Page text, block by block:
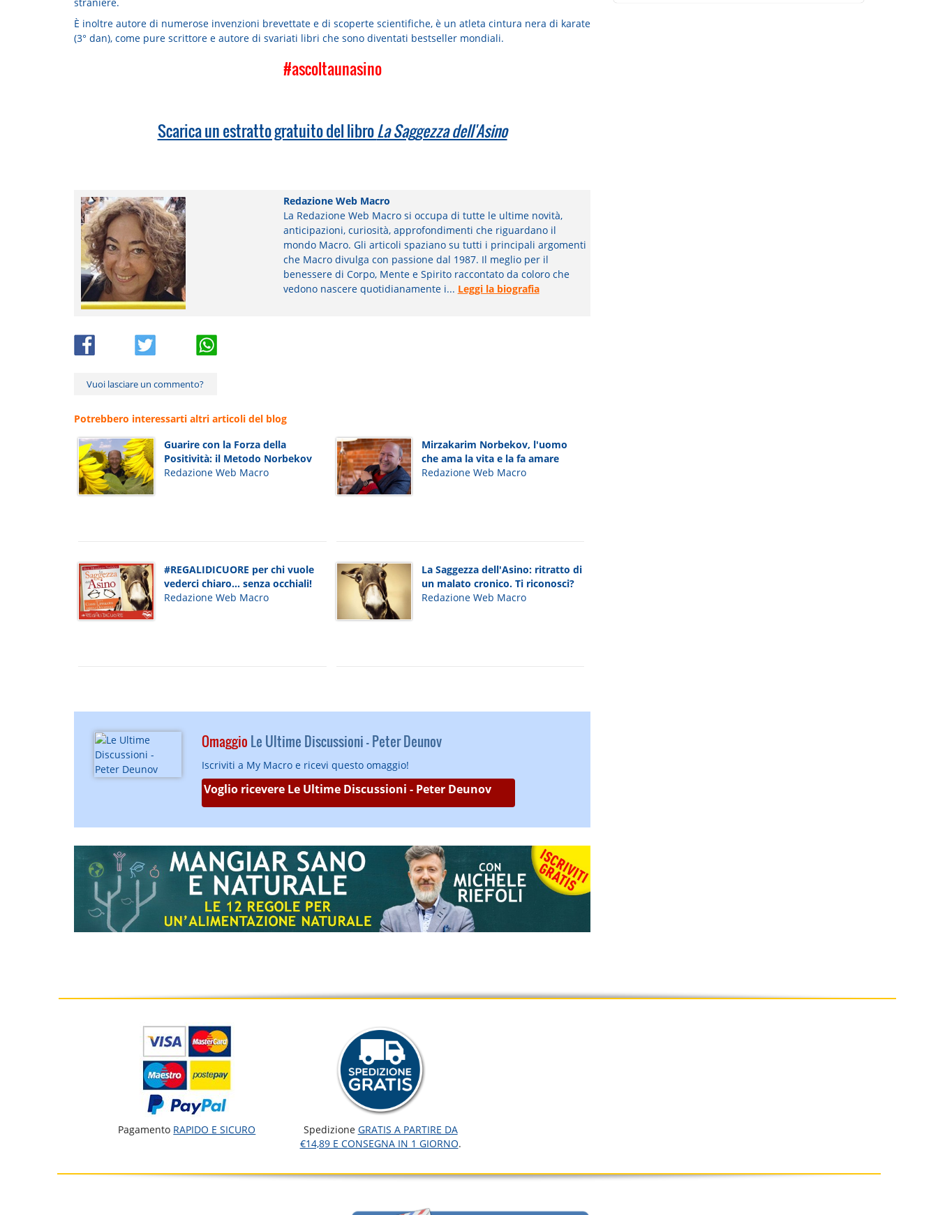
È inoltre autore di numerose invenzioni brevettate e di scoperte scientifiche, è un atleta cintura nera di karate
(3° dan), come pure scrittore e autore di svariati libri che sono diventati bestseller mondiali.
#ascoltaunasino
Scarica un estratto gratuito del libroLa Saggezza dell'Asino
Redazione Web Macro
La Redazione Web Macro si occupa di tutte le ultime novità,
anticipazioni, curiosità, approfondimenti che riguardano il
mondo Macro. Gli articoli spaziano su tutti i principali argomenti
che Macro divulga con passione dal 1987. Il meglio per il
benessere di Corpo, Mente e Spirito raccontato da coloro che
vedono nascere quotidianamente i... Leggi la biografia
Vuoi lasciare un commento?
Potrebbero interessarti altri articoli del blog
Guarire con la Forza della
Positività: il Metodo Norbekov
Redazione Web Macro
Mirzakarim Norbekov, l'uomo
che ama la vita e la fa amare
Redazione Web Macro
#REGALIDICUORE per chi vuole
vederci chiaro... senza occhiali!
Redazione Web Macro
La Saggezza dell'Asino: ritratto di
un malato cronico. Ti riconosci?
Redazione Web Macro
Omaggio Le Ultime Discussioni - Peter Deunov
Iscriviti a My Macro e ricevi questo omaggio!
Voglio ricevere Le Ultime Discussioni - Peter Deunov
Pagamento RAPIDO E SICURO Spedizione GRATIS A PARTIRE DA
€14,89 E CONSEGNA IN 1 GIORNO.